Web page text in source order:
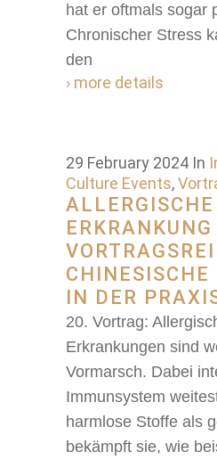
hat er oftmals sogar
Chronischer Stress
den
› more details
29 February 2024 In
Culture Events,
ALLERGISCHE
ERKRANKUNG
IN DER
20. Vortrag:
Erkrankungen sind
Vormarsch. Dabei
Immunsystem
harmlose Stoffe als
bekämpft sie, wie